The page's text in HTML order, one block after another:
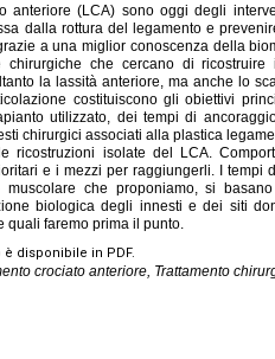
anteriore (LCA) sono oggi degli
dalla rottura del legamento e
a una miglior conoscenza della
chirurgiche che cercano di
la lassità anteriore, ma anche lo
costituiscono gli obiettivi
utilizzato, dei tempi di
chirurgici associati alla plastica
ricostruzioni isolate del LCA.
e i mezzi per raggiungerli. I tempi
che proponiamo, si
biologica degli innesti e dei siti
faremo prima il punto.
disponibile in PDF.
crociato anteriore, Trattamento